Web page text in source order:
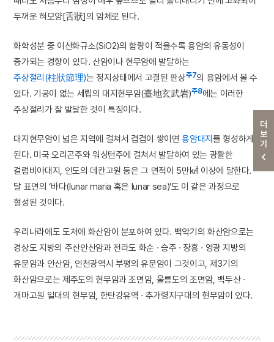
더보기
두꺼운 혀모양[舌狀]의 암체로 된다.
화학성분 중 이산화규소(SiO2)의 함량이 적을수록 용암의 유동성이
증가되는 경향이 있다. 산암이나 현무암에 발달하는
주상절리(柱狀節理)는 정지상태에서 고결된 판상주7의 용암에서 볼 수
있다. 기공이 없는 세립의 대지현무암(臺地玄武岩)주8에는 이러한
주상절리가 잘 발달한 것이 특징이다.
대지현무암이 넓은 지역에 걸쳐서 겹겹이 쌓이면용암대지를 형성하게
된다. 미국 오리곤주와 워싱턴주에 걸쳐서 발달하여 있는 광활한
컬럼비아대지, 인도의 데칸고원 등은 그 면적이 5만㎢ 이상에 달한다.
달 표면의 ‘바다(lunar maria 혹은 lunar sea)’도 이 같은 과정으로
형성된 것이다.
우리나라에도 도처에 화산암이 분포하여 있다. 백악기의 화산암으로는
경상도 지방의 주산안산암과 전라도 화순 · 승주 · 장흥 · 영광 지방의
유문암과 안산암, 인천광역시 부평의 유문암이 그것이고, 제3기의
화산암으로는 제주도의 현무암과 조면암, 울릉도의 조면암, 백두산 ·
개마고원 일대의 현무암, 한탄강유역 · 추가령지구대의 현무암이 있다.